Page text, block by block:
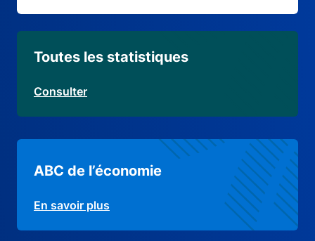
Toutes les statistiques
Consulter
ABC de l’économie
En savoir plus